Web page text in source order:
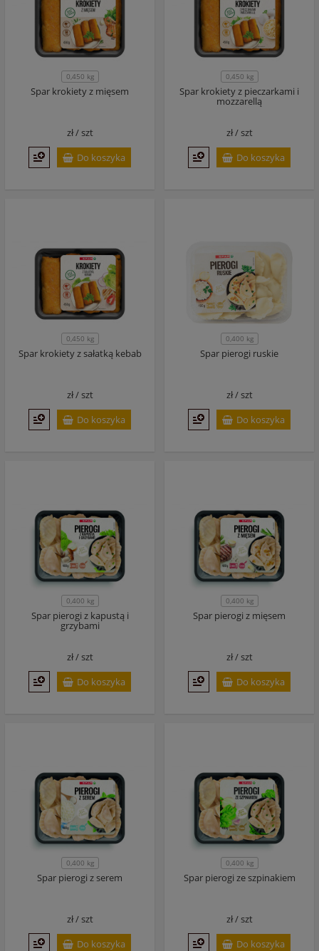
0,450 kg
Spar krokiety z mięsem
zł /szt
Do koszyka
0,450 kg
Spar krokiety z pieczarkami i
mozzarellą
zł /szt
Do koszyka
0,450 kg
Spar krokiety z sałatką kebab
zł /szt
Do koszyka
0,400 kg
Spar pierogi ruskie
zł /szt
Do koszyka
0,400 kg
Spar pierogi z kapustą i
grzybami
zł /szt
Do koszyka
0,400 kg
Spar pierogi z mięsem
zł /szt
Do koszyka
0,400 kg
Spar pierogi z serem
zł /szt
Do koszyka
0,400 kg
Spar pierogi ze szpinakiem
zł /szt
Do koszyka